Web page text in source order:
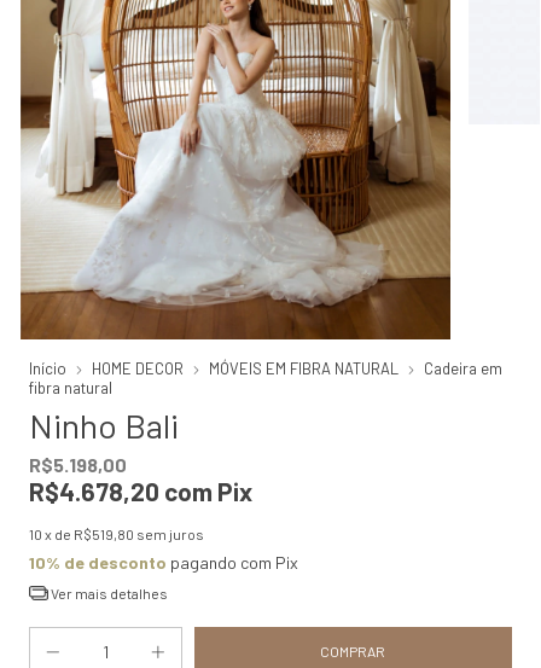
Início HOME DECOR MÓVEIS EM FIBRA NATURAL
Cadeira em
fibra natural
Ninho Bali
R$5.198,00
R$4.678,20 com Pix
10 x de R$519,80 sem juros
10% de desconto pagando com Pix
Ver mais detalhes